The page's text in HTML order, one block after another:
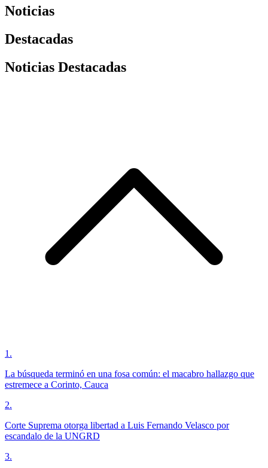
Noticias
Destacadas
Noticias Destacadas
1 .
La búsqueda terminó en una fosa común: el macabro hallazgo que
estremece a Corinto, Cauca
2.
Corte Suprema otorga libertad a Luis Fernando Velasco por
escandalo de la UNGRD
3.